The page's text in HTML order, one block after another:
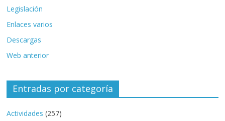
Legislación
Enlaces varios
Descargas
Web anterior
Entradas por categoría
Actividades (257)